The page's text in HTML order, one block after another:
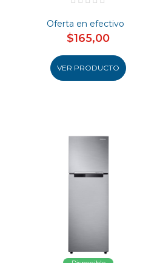
Oferta en efectivo
$165,00
VER PRODUCTO